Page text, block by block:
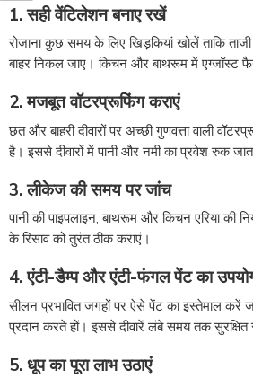
1. सही वेंटिलेशन बनाए रखें
रोजाना कुछ समय के लिए खिड़कियां खोलें ताकि
बाहर निकल जाए। किचन और बाथरूम में एग्जॉस्ट
2. मजबूत वॉटरप्रूफिंग कराएं
छत और बाहरी दीवारों पर अच्छी गुणवत्ता वाली
है। इससे दीवारों में पानी और नमी का प्रवेश रुक
3. लीकेज की समय पर जांच
पानी की पाइपलाइन, बाथरूम और किचन एरिया की
के रिसाव को तुरंत ठीक कराएं।
4. एंटी-डैम्प और एंटी-फंगल पेंट का
सीलन प्रभावित जगहों पर ऐसे पेंट का इस्तेमाल करें
प्रदान करते हों। इससे दीवारें लंबे समय तक सुरक्षित
5. धूप का पूरा लाभ उठाएं